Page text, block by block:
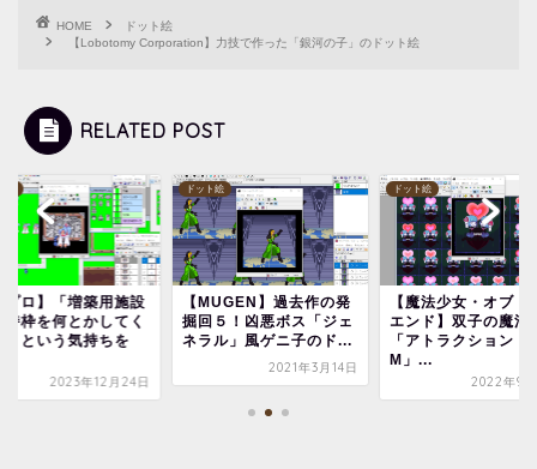
HOME
ドット絵
【Lobotomy Corporation】力技で作った「銀河の子」のドット絵
RELATED POST
プロ】「増築用施設
持枠を何とかしてく
」という気持ちを
2023年12月24日
ドット絵
【MUGEN】過去作の発
掘回５！凶悪ボス「ジェ
ネラル」風ゲニ子のド...
2021年3月14日
ドット絵
【魔法少女・オブ・
エンド】双子の魔法
「アトラクション・
M」...
2022年9